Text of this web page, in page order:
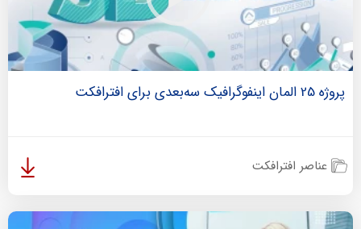
پروژه 25 المان اینفوگرافیک سه‌بعدی برای افترافکت
عناصر افترافکت